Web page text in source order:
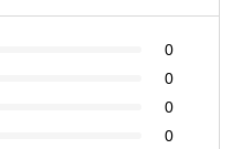
0
0
0
0